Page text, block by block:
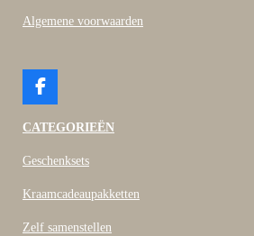
Algemene voorwaarden
F
c
b
o
CATEGORIEËN
Geschenksets
Kraamcadeaupakketten
Zelf samenstellen